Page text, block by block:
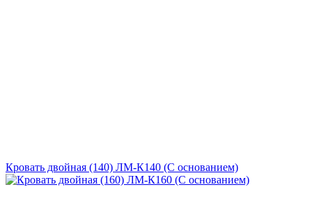
Кровать двойная (140) ЛМ-К140 (С основанием)